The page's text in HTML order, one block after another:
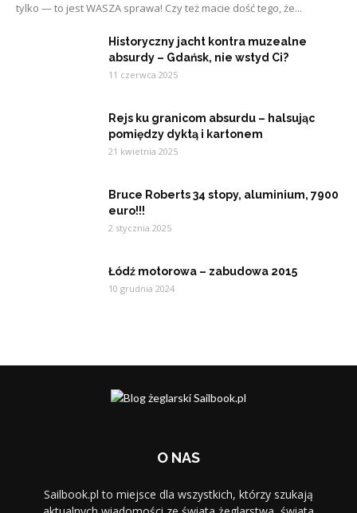
tylko — to jest WASZA sprawa! Czy też macie dość tego, że...
Historyczny jacht kontra muzealne
absurdy – Gdańsk, nie wstyd Ci?
11 czerwca 2025
Rejs ku granicom absurdu – halsując
pomiędzy dyktą i kartonem
21 kwietnia 2025
Bruce Roberts 34 stopy, aluminium, 7900
euro!!!
2 stycznia 2025
Łódź motorowa – zabudowa 2015
10 grudnia 2024
O NAS
Sailbook.pl to miejsce dla wszystkich, którzy szukają